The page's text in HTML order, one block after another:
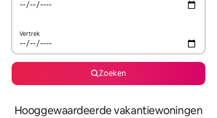
Vertrek
Zoeken
Hooggewaardeerde vakantiewoningen